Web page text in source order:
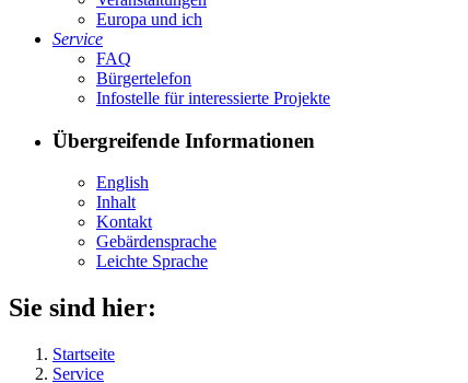
Eu­ro­pa und ich
Ser­vice
FAQ
Bür­ger­te­le­fon
In­fo­stel­le für in­ter­es­sier­te Pro­jek­te
Übergreifende Informationen
English
In­halt
Kon­takt
Ge­bär­den­spra­che
Leich­te Spra­che
Sie sind hier:
Startseite
Service